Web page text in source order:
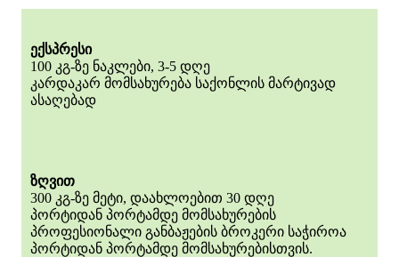
ექსპრესი
100 კგ-ზე ნაკლები, 3-5 დღე
კარდაკარ მომსახურება საქონლის მარტივად
ასაღებად
ზღვით
300 კგ-ზე მეტი, დაახლოებით 30 დღე
პორტიდან პორტამდე მომსახურების
პროფესიონალი განბაჟების ბროკერი საჭიროა
პორტიდან პორტამდე მომსახურებისთვის.